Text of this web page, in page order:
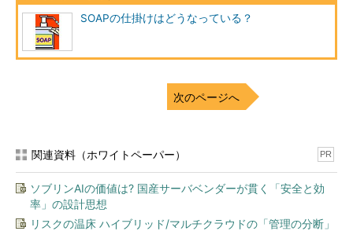
SOAPの仕掛けはどうなっている？
次のページへ
関連資料（ホワイトペーパー） PR
ソブリンAIの価値は? 国産サーバベンダーが貫く「安全と効
率」の設計思想
リスクの温床 ハイブリッド/マルチクラウドの「管理の分断」